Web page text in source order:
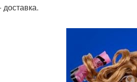
доставка.